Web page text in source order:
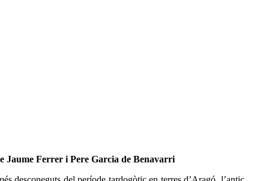
Jaume Ferrer i Pere Garcia de Benavarri